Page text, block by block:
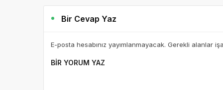
Bir Cevap Yaz
E-posta hesabınız yayımlanmayacak. Gerekli alanlar
BIR YORUM YAZ